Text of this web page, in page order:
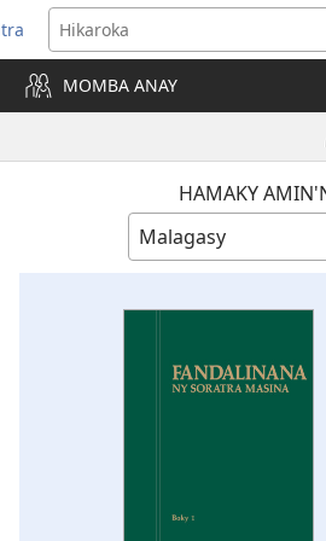
MOMBA ANAY
HAMAKY